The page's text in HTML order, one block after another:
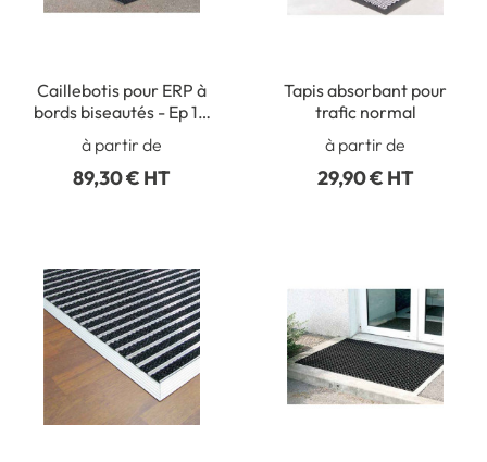
Caillebotis pour ERP à
bords biseautés - Ep 10
mm - Gamme Eco
à partir de
89,30 € HT
Tapis absorbant pour
trafic normal
à partir de
29,90 € HT